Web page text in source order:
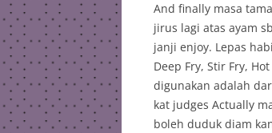
And finally masa
jirus lagi atas ayam
janji enjoy. Lepas
Deep Fry, Stir Fry,
digunakan adalah
kat judges Actually
boleh duduk diam